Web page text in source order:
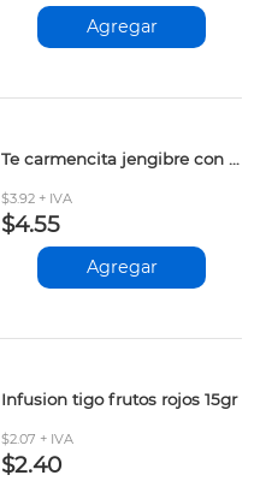
Agregar
Te carmencita jengibre con miel 10sobres
$3.92 + IVA
$4.55
Agregar
Infusion tigo frutos rojos 15gr
$2.07 + IVA
$2.40